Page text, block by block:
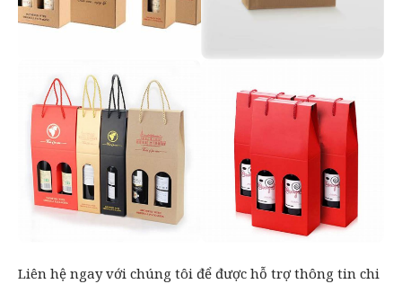
Liên hệ ngay với chúng tôi để được hỗ trợ thông tin chi